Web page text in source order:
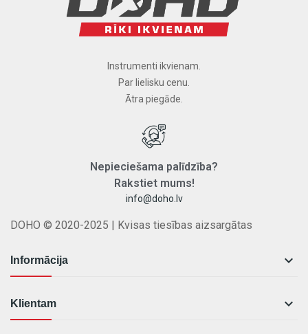
Instrumenti ikvienam.
Par lielisku cenu.
Ātra piegāde.
Nepieciešama palīdzība?
Rakstiet mums!
info@doho.lv
DOHO © 2020-2025 | Kvisas tiesības aizsargātas
Informācija 
Klientam 